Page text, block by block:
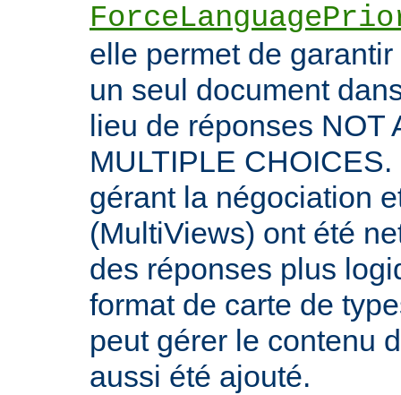
elle permet de
un seul document
lieu de réponses NOT
MULTIPLE
gérant la négociation
(MultiViews) ont été
des réponses plus
format de carte de
peut gérer le contenu
aussi été ajouté.